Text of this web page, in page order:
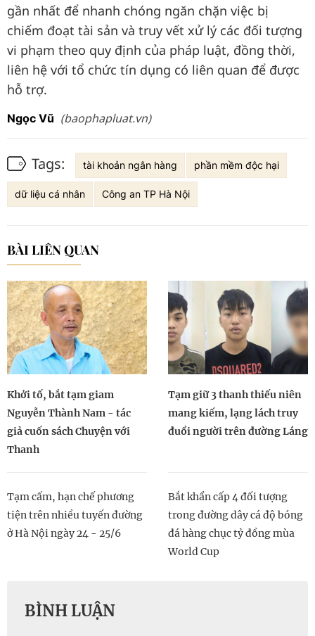
gần nhất để nhanh chóng ngăn chặn việc bị
chiếm đoạt tài sản và truy vết xử lý các đối tượng
vi phạm theo quy định của pháp luật, đồng thời,
liên hệ với tổ chức tín dụng có liên quan để được
hỗ trợ.
Ngọc Vũ (baophapluat.vn)
Tags: tài khoản ngân hàng phần mềm độc hại
dữ liệu cá nhân Công an TP Hà Nội
BÀI LIÊN QUAN
Khởi tố, bắt tạm giam
Nguyễn Thành Nam - tác
giả cuốn sách Chuyện với
Thanh
Tạm giữ 3 thanh thiếu niên
mang kiếm, lạng lách truy
đuổi người trên đường Láng
Tạm cấm, hạn chế phương
tiện trên nhiều tuyến đường
ở Hà Nội ngày 24 - 25/6
Bắt khẩn cấp 4 đối tượng
trong đường dây cá độ bóng
đá hàng chục tỷ đồng mùa
World Cup
BÌNH LUẬN